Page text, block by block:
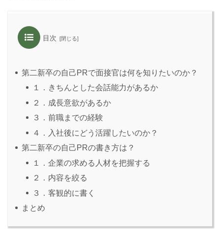
目次
第二新卒の自己PRで面接官は何を知りたいのか？
１．きちんとした会話能力があるか
２．成長意欲があるか
３．前職までの経験
４．入社後にどう活躍したいのか？
第二新卒の自己PRの書き方は？
１．企業の求める人材を把握する
２．内容を絞る
３．客観的に書く
まとめ